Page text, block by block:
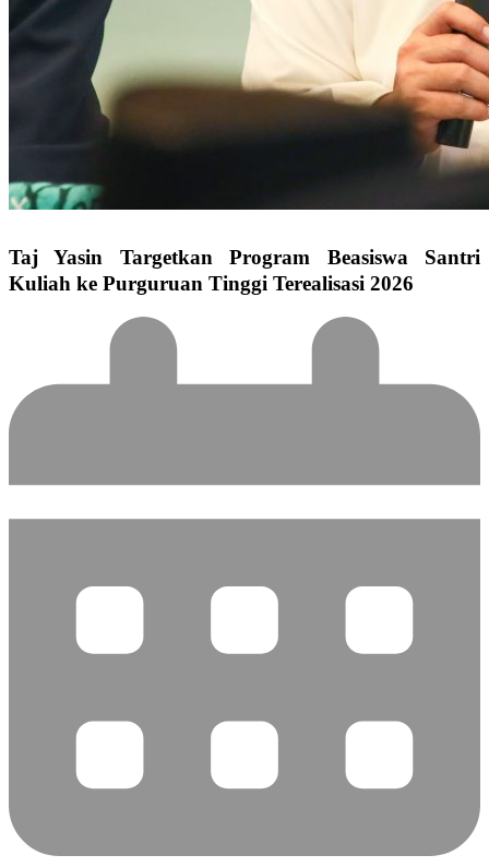
Taj Yasin Targetkan Program Beasiswa Santri
Kuliah ke Purguruan Tinggi Terealisasi 2026